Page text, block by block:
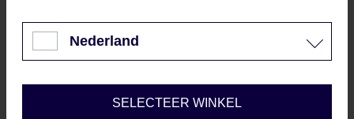
TOEVOEGEN AAN VERLANGLIJST |
IK WIL DELEN
Nederland
SELECTEER WINKEL
Configureren